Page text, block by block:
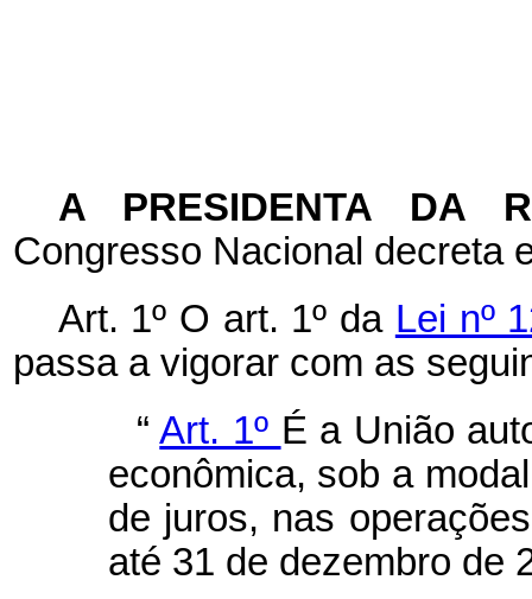
A PRESIDENTA DA
Congresso Nacional decreta
Art. 1º O art. 1º da Lei nº
passa a vigorar com as
“Art. 1º É a União
econômica, sob a
de juros, nas
até 31 de dezembro de